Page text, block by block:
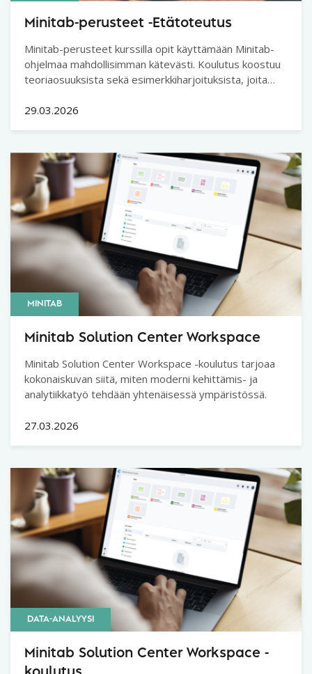
Minitab-perusteet -Etätoteutus
Minitab-perusteet kurssilla opit käyttämään Minitab-
ohjelmaa mahdollisimman kätevästi. Koulutus koostuu
teoriaosuuksista sekä esimerkkiharjoituksista, joita
29.03.2026
MINITAB
Minitab Solution Center Workspace
Minitab Solution Center Workspace -koulutus tarjoaa
kokonaiskuvan siitä, miten moderni kehittämis- ja
analytiikkatyö tehdään yhtenäisessä ympäristössä.
27.03.2026
DATA-ANALYYSI
Minitab Solution Center Workspace -